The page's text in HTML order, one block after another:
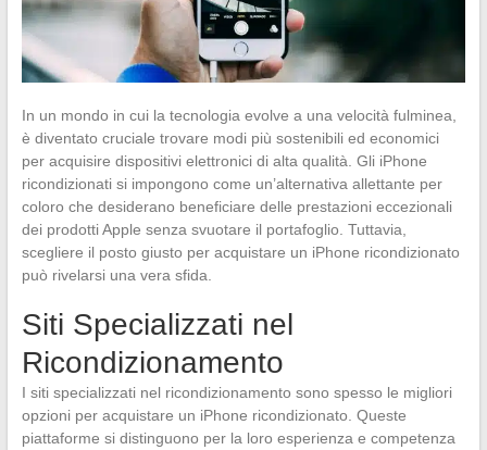
In un mondo in cui la tecnologia evolve a una velocità fulminea,
è diventato cruciale trovare modi più sostenibili ed economici
per acquisire dispositivi elettronici di alta qualità. Gli iPhone
ricondizionati si impongono come un’alternativa allettante per
coloro che desiderano beneficiare delle prestazioni eccezionali
dei prodotti Apple senza svuotare il portafoglio. Tuttavia,
scegliere il posto giusto per acquistare un iPhone ricondizionato
può rivelarsi una vera sfida.
Siti Specializzati nel
Ricondizionamento
I siti specializzati nel ricondizionamento sono spesso le migliori
opzioni per acquistare un iPhone ricondizionato. Queste
piattaforme si distinguono per la loro esperienza e competenza